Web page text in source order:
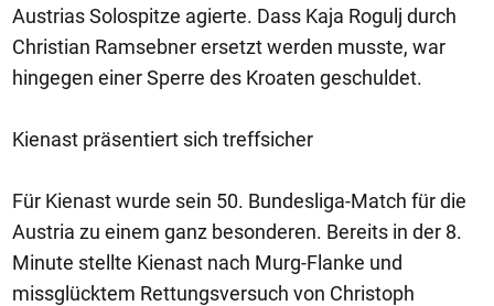
Austrias Solospitze agierte. Dass Kaja Rogulj durch
Christian Ramsebner ersetzt werden musste, war
hingegen einer Sperre des Kroaten geschuldet.
Kienast präsentiert sich treffsicher
Für Kienast wurde sein 50. Bundesliga-Match für die
Austria zu einem ganz besonderen. Bereits in der 8.
Minute stellte Kienast nach Murg-Flanke und
missglücktem Rettungsversuch von Christoph